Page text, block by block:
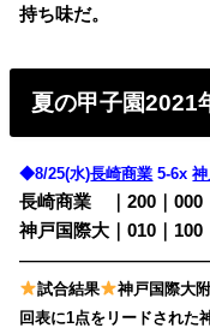
持ち味だ。
夏の甲子園2021
◆8/25(水)長崎商業 5-6x
長崎商業 ｜200｜
神戸国際大｜010｜100
試合結果
神戸国際大
回表に1点をリードされた